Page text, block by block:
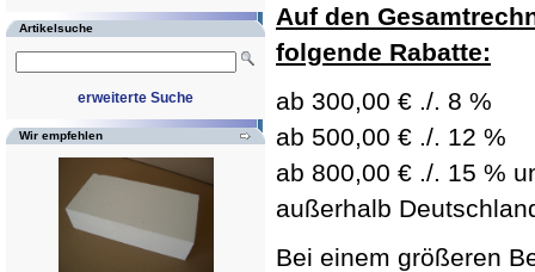
Artikelsuche
erweiterte Suche
Wir empfehlen
Auf den
folgende Rabatte:
ab 300,00 € ./. 8 %
ab 500,00 € ./. 12 %
ab 800,00 € ./. 15 %
außerhalb
Bei einem größeren